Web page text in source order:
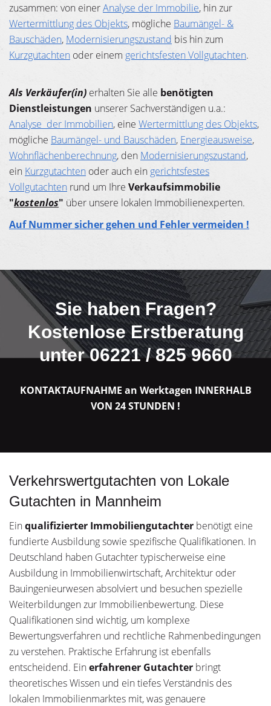
zusammen: von einerAnalyse der Immobilie, hin zur
Wertermittlung des Objekts, mögliche Baumängel- &
Bauschäden, Modernisierungszustand bis hin zum
Kurzgutachten oder einem gerichtsfesten Vollgutachten.
Als Verkäufer(in) erhalten Sie alle benötigten
Dienstleistungen unserer Sachverständigen u.a.:
Analyse der Immobilien, eine Wertermittlung des Objekts,
mögliche Baumängel- und Bauschäden, Energieausweise,
Wohnflächenberechnung, den Modernisierungszustand,
ein Kurzgutachten oder auch ein gerichtsfestes
Vollgutachten rund um Ihre Verkaufsimmobilie
"kostenlos" über unsere lokalen Immobilienexperten.
Auf Nummer sicher gehen und Fehler vermeiden !
Sie haben Fragen?
Kostenlose Erstberatung
unter 06221 / 825 9660
KONTAKTAUFNAHME an Werktagen INNERHALB
VON 24 STUNDEN !
Verkehrswertgutachten von Lokale
Gutachten in Mannheim
Einqualifizierter Immobiliengutachter benötigt eine
fundierte Ausbildung sowie spezifische Qualifikationen. In
Deutschland haben Gutachter typischerweise eine
Ausbildung in Immobilienwirtschaft, Architektur oder
Bauingenieurwesen absolviert und besuchen spezielle
Weiterbildungen zur Immobilienbewertung. Diese
Qualifikationen sind wichtig, um komplexe
Bewertungsverfahren und rechtliche Rahmenbedingungen
zu verstehen. Praktische Erfahrung ist ebenfalls
entscheidend. Einerfahrener Gutachter bringt
theoretisches Wissen und ein tiefes Verständnis des
lokalen Immobilienmarktes mit, was genauere